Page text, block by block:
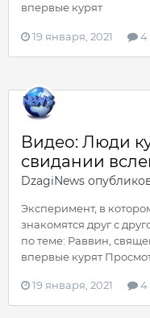
впервые курят
19 января, 2021 4
Видео: Люди
свидании
DzagiNews
Эксперимент, в
знакомятся друг с
по теме: Раввин,
впервые курят
19 января, 2021 4